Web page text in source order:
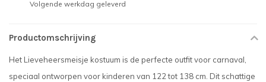
Volgende werkdag geleverd
Productomschrijving
Het Lieveheersmeisje kostuum is de perfecte outfit voor carnaval,
speciaal ontworpen voor kinderen van 122 tot 138 cm. Dit schattige